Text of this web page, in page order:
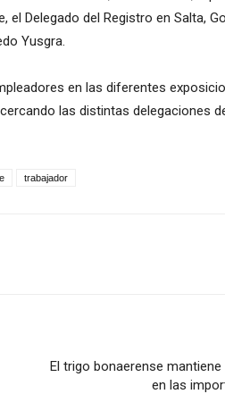
el Delegado del Registro en Salta,
Yusgra.
en las diferentes
las distintas delegaciones
trabajador
El trigo bonaerense
en las